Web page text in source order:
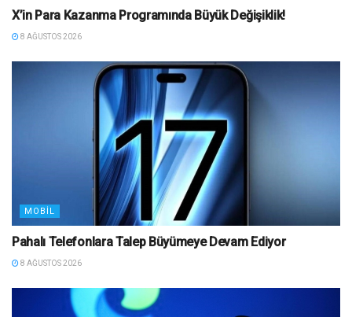
X’in Para Kazanma Programında Büyük Değişiklik!
8 AĞUSTOS 2026
MOBIL
Pahalı Telefonlara Talep Büyümeye Devam Ediyor
8 AĞUSTOS 2026